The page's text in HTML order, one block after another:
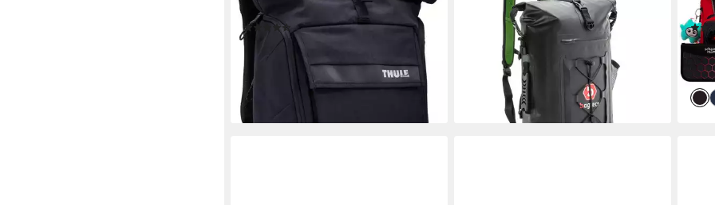
Backpack
(2)
ab 105,99 €
-34%
lieferbar - in 2-3 Werktagen bei dir
Hecktasche mit Rollverschluss
Wasserdicht # Drybag W
92,99 €
UVP
lieferbar - in 5-6 Werktagen bei dir
ab
-10%